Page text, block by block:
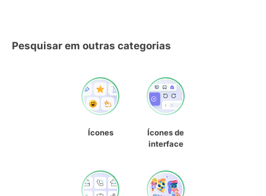
Pesquisar em outras categorias
Ícones
Ícones de
interface